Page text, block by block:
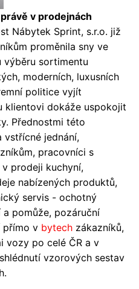
v prodejnách
Nábytek Sprint, s.r.o. již
proměnila sny ve
výběru sortimentu
moderních, luxusních
politice vyjít
klientovi dokáže uspokojit
Přednostmi této
vstřícné jednání,
pracovníci s
prodeji kuchyní,
nabízených produktů,
servis - ochotný
pomůže, pozáruční
přímo v bytech zákazníků,
vozy po celé ČR a v
vzorových sestav